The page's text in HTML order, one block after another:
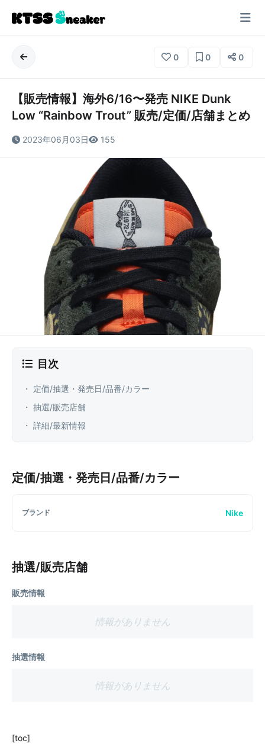
0 0 0
【販売情報】海外6/16〜発売 NIKE Dunk
Low “Rainbow Trout” 販売/定価/店舗まとめ
2023年06月03日 155
目次
・ 定価/抽選・発売日/品番/カラー
・ 抽選/販売店舗
・ 詳細/最新情報
定価/抽選・発売日/品番/カラー
ブランド Nike
抽選/販売店舗
販売情報
情報がありません
抽選情報
情報がありません
[toc]